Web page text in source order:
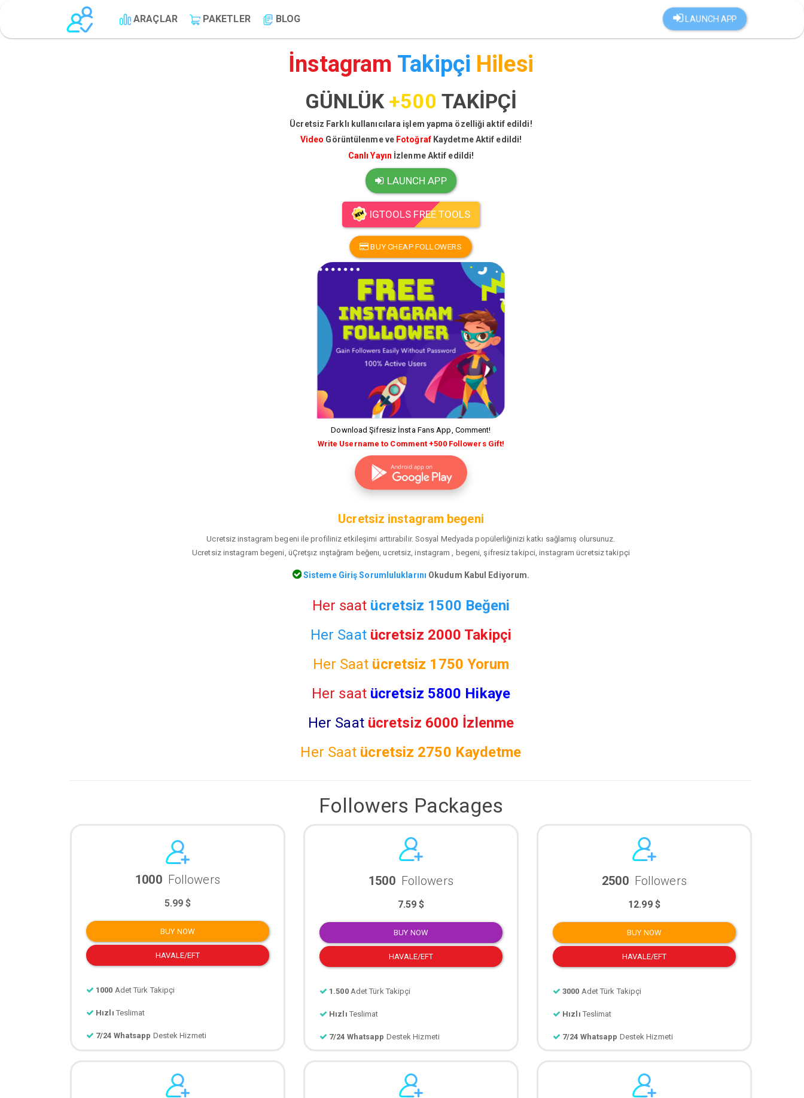
LAUNCH APP
ARAÇLAR PAKETLER BLOG
İnstagram Takipçi Hilesi
GÜNLÜK +500 TAKİPÇİ
Ücretsiz Farklı kullanıcılara işlem yapma özelliği aktif edildi!
Video Görüntülenme ve Fotoğraf Kaydetme Aktif edildi!
Canlı Yayın İzlenme Aktif edildi!
LAUNCH APP
IGTOOLS FREE TOOLS
BUY CHEAP FOLLOWERS
Download Şifresiz İnsta Fans App, Comment!
Write Username to Comment +500 Followers Gift!
Ucretsiz instagram begeni
Ucretsiz instagram begeni ile profiliniz etkileşimi arttırabilir. Sosyal Medyada popülerliğinizi katkı sağlamış olursunuz.
Ucretsiz instagram begeni, üÇretşız ınştağram beğenı, ucretsiz, instagram , begeni, şifresiz takipci, instagram ücretsiz takipçi
Sisteme Giriş Sorumluluklarını Okudum Kabul Ediyorum.
Her saat ücretsiz 1500 Beğeni
Her Saat ücretsiz 2000 Takipçi
Her Saat ücretsiz 1750 Yorum
Her saat ücretsiz 5800 Hikaye
Her Saat ücretsiz 6000 İzlenme
Her Saat ücretsiz 2750 Kaydetme
Followers Packages
1000 Followers
5.99 $
BUY NOW
HAVALE/EFT
1000 Adet Türk Takipçi
Hızlı Teslimat
7/24 Whatsapp Destek Hizmeti
1500 Followers
7.59 $
BUY NOW
HAVALE/EFT
1.500 Adet Türk Takipçi
Hızlı Teslimat
7/24 Whatsapp Destek Hizmeti
2500 Followers
12.99 $
BUY NOW
HAVALE/EFT
3000 Adet Türk Takipçi
Hızlı Teslimat
7/24 Whatsapp Destek Hizmeti